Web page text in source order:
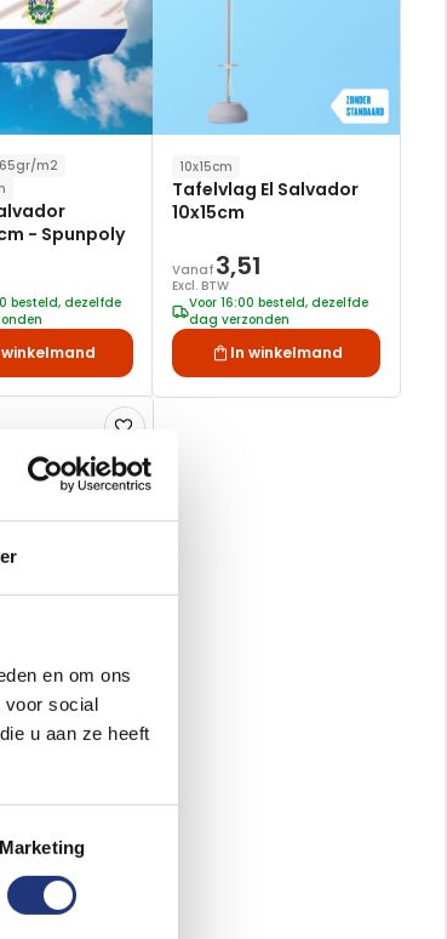
en om ons
voor social
u aan ze heeft
Marketing
m2
- Spunpoly
besteld, dezelfde
winkelmand
10x15cm
Tafelvlag El Salvador
10x15cm
Vanaf 3,51
Excl. BTW
Voor 16:00 besteld, dezelfde
dag verzonden
In winkelmand
Voeg
aan
verlanglijst
| Best value
winkelmand